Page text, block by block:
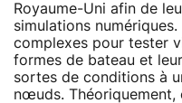
Royaume-Uni afin de
simulations
complexes pour tester
formes de bateau et
sortes de conditions à
nœuds. Théoriquement,